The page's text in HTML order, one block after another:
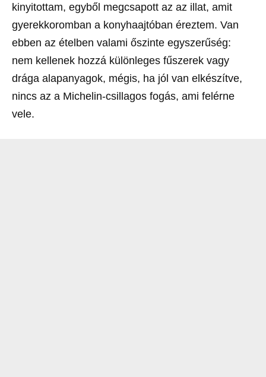
kinyitottam, egyből megcsapott az az illat, amit
gyerekkoromban a konyhaajtóban éreztem. Van
ebben az ételben valami őszinte egyszerűség:
nem kellenek hozzá különleges fűszerek vagy
drága alapanyagok, mégis, ha jól van elkészítve,
nincs az a Michelin-csillagos fogás, ami felérne
vele.